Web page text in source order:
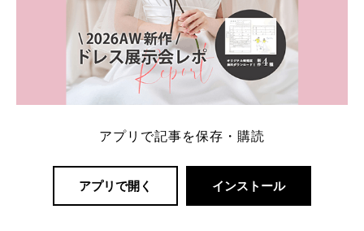
アプリで記事を保存・購読
アプリで開く インストール